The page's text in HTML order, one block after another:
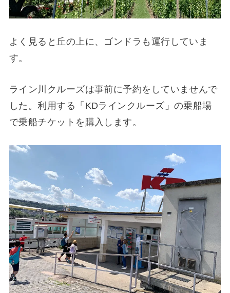
よく見ると丘の上に、ゴンドラも運行していま
す。
ライン川クルーズは事前に予約をしていませんで
した。利用する「KDラインクルーズ」の乗船場
で乗船チケットを購入します。